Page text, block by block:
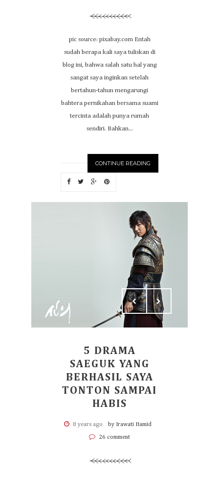
pic source: pixabay.com Entah
sudah berapa kali saya tuliskan di
blog ini, bahwa salah satu hal yang
sangat saya inginkan setelah
bertahun-tahun mengarungi
bahtera pernikahan bersama suami
tercinta adalah punya rumah
sendiri. Bahkan...
CONTINUE READING
5 DRAMA
SAEGUK YANG
BERHASIL SAYA
TONTON SAMPAI
HABIS
8 years ago by Irawati Hamid
26 comment